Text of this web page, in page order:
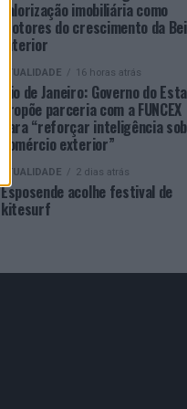
valorização imobiliária como
motores do crescimento da
Interior
ATUALIDADE 16 horas atrás
Rio de Janeiro: Governo do
propõe parceria com a FUNCEX
para “reforçar inteligência
comércio exterior”
ATUALIDADE 2 dias atrás
Esposende acolhe festival de
kitesurf